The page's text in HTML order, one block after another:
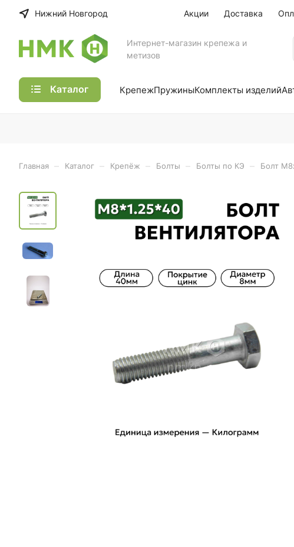
Нижний Новгород Акции Доставка
Интернет-магазин крепежа и
метизов
Каталог КрепежПружиныКомплекты изделий
Главная Каталог Крепёж Болты Болты по КЭ Болт